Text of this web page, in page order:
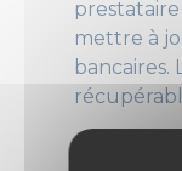
mettre à
bancaires.
La